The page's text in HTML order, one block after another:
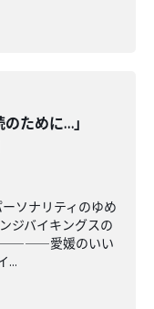
ために…」
ソナリティのゆめ
ジバイキングスの
愛媛のいい
...